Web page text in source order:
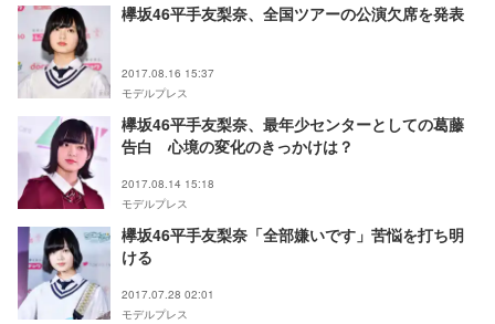
欅坂46平手友梨奈、全国ツアーの公演欠席を発表
2017.08.16 15:37
モデルプレス
欅坂46平手友梨奈、最年少センターとしての葛藤
告白 心境の変化のきっかけは？
2017.08.14 15:18
モデルプレス
欅坂46平手友梨奈「全部嫌いです」苦悩を打ち明
ける
2017.07.28 02:01
モデルプレス